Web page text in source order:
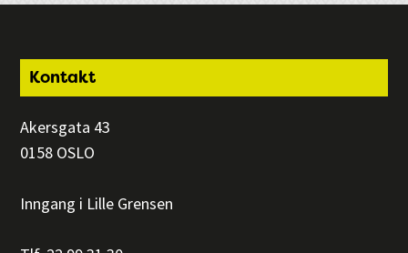
Footer
Kontakt
Akersgata 43
0158 OSLO
Inngang i Lille Grensen